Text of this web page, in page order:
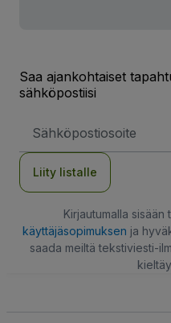
Saa ajankohtaiset
sähköpostiisi
Liity listalle
Kirjautumalla
käyttäjäsopimuksen ja
saada meiltä tekstiviesti-